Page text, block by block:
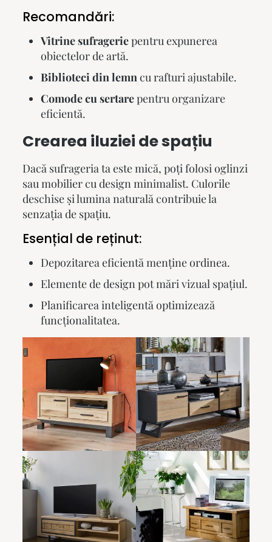
Recomandări:
Vitrine sufrageriepentru expunerea
obiectelor de artă.
Biblioteci din lemn cu rafturi ajustabile.
Comode cu sertarepentru organizare
eficientă.
Crearea iluziei de spațiu
Dacă sufrageria ta este mică, poți folosi oglinzi
sau mobilier cu design minimalist. Culorile
deschise și lumina naturală contribuie la
senzația de spațiu.
Esențial de reținut:
Depozitarea eficientă menține ordinea.
Elemente de design pot mări vizual spațiul.
Planificarea inteligentă optimizează
funcționalitatea.